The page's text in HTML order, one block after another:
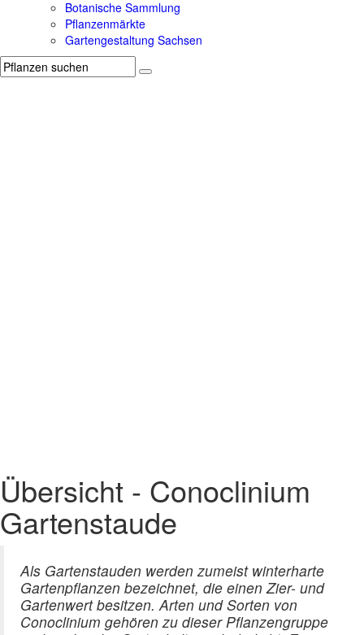
Botanische Sammlung
Pflanzenmärkte
Gartengestaltung Sachsen
Übersicht - Conoclinium
Gartenstaude
Als Gartenstauden werden zumeist winterharte
Gartenpflanzen bezeichnet, die einen Zier- und
Gartenwert besitzen. Arten und Sorten von
Conoclinium gehören zu dieser Pflanzengruppe